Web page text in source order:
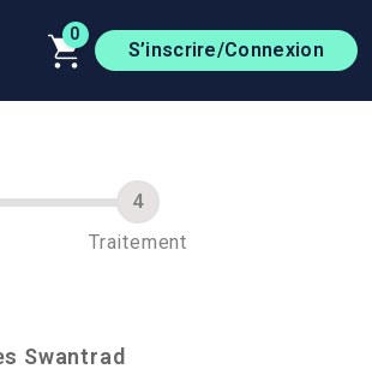
0
S’inscrire/Connexion
Traitement
Swantrad